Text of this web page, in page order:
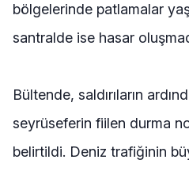
bölgelerinde patlamalar
santralde ise hasar
Bültende, saldırıların
seyrüseferin fiilen durma
belirtildi. Deniz trafiğinin